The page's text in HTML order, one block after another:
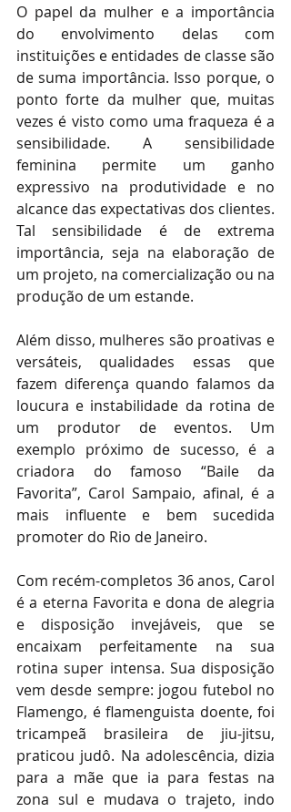
O papel da mulher e a importância
do envolvimento delas com
instituições e entidades de classe são
de suma importância. Isso porque, o
ponto forte da mulher que, muitas
vezes é visto como uma fraqueza é a
sensibilidade. A sensibilidade
feminina permite um ganho
expressivo na produtividade e no
alcance das expectativas dos clientes.
Tal sensibilidade é de extrema
importância, seja na elaboração de
um projeto, na comercialização ou na
produção de um estande.
Além disso, mulheres são proativas e
versáteis, qualidades essas que
fazem diferença quando falamos da
loucura e instabilidade da rotina de
um produtor de eventos. Um
exemplo próximo de sucesso, é a
criadora do famoso “Baile da
Favorita”, Carol Sampaio, afinal, é a
mais influente e bem sucedida
promoter do Rio de Janeiro.
Com recém-completos 36 anos, Carol
é a eterna Favorita e dona de alegria
e disposição invejáveis, que se
encaixam perfeitamente na sua
rotina super intensa. Sua disposição
vem desde sempre: jogou futebol no
Flamengo, é flamenguista doente, foi
tricampeã brasileira de jiu-jitsu,
praticou judô. Na adolescência, dizia
para a mãe que ia para festas na
zona sul e mudava o trajeto, indo